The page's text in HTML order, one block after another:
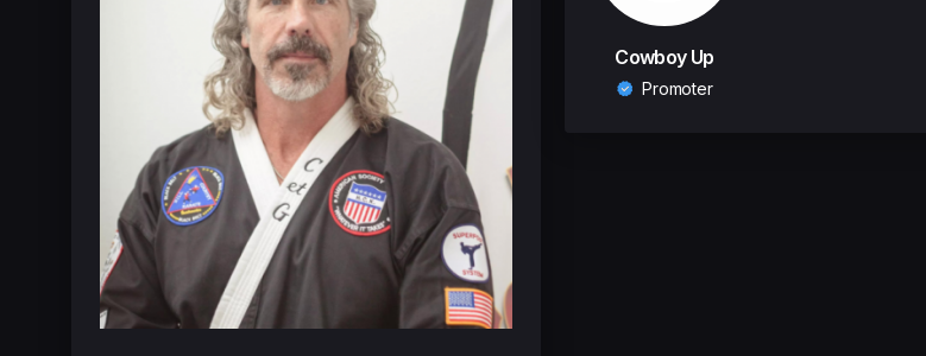
Cowboy Up
Promoter